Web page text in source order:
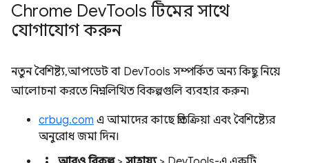
Chrome DevTools টিমের সাথে
যোগাযোগ করুন
নতুন বৈশিষ্ট্য, আপডেট বা DevTools সম্পর্কিত অন্য কিছু নিয়ে
আলোচনা করতে নিম্নলিখিত বিকল্পগুলি ব্যবহার করুন৷
crbug.com এ আমাদের কাছে প্রতিক্রিয়া এবং বৈশিষ্ট্যের
অনুরোধ জমা দিন।